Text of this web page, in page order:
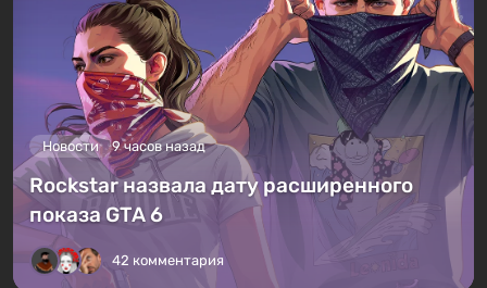
Новости 9 часов назад
Rockstar назвала дату расширенного
показа GTA 6
42 комментария